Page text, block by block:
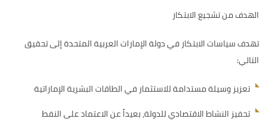
الهدف من تشجيع الابتكار
تهدف سياسات الابتكار في دولة الإمارات العربية المتحدة إلى تحقيق
التالي:
تعزيز وسيلة مستدامة للاستثمار في الطاقات البشرية الإماراتية
تحفيز النشاط الاقتصادي للدولة، بعيداً عن الاعتماد على النفط